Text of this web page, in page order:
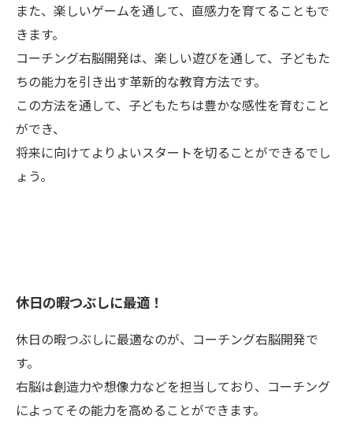
また、楽しいゲームを通して、直感力を育てることもで
きます。
コーチング右脳開発は、楽しい遊びを通して、子どもた
ちの能力を引き出す革新的な教育方法です。
この方法を通して、子どもたちは豊かな感性を育むこと
ができ、
将来に向けてよりよいスタートを切ることができるでし
ょう。
休日の暇つぶしに最適！
休日の暇つぶしに最適なのが、コーチング右脳開発で
す。
右脳は創造力や想像力などを担当しており、コーチング
によってその能力を高めることができます。